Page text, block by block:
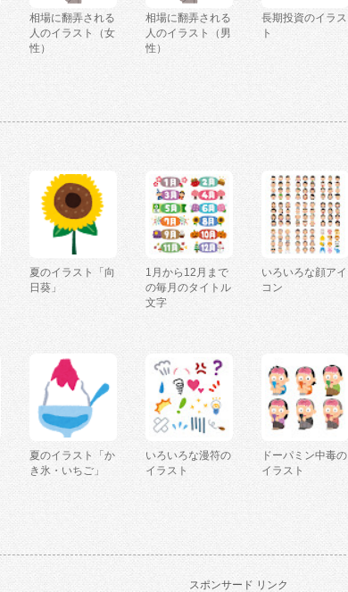
相場に翻弄される
人のイラスト（女
性）
相場に翻弄される
人のイラスト（男
性）
長期投資のイラス
ト
夏のイラスト「向
日葵」
1月から12月まで
の毎月のタイトル
文字
いろいろな顔アイ
コン
夏のイラスト「か
き氷・いちご」
いろいろな漫符の
イラスト
ドーパミン中毒の
イラスト
スポンサード リンク